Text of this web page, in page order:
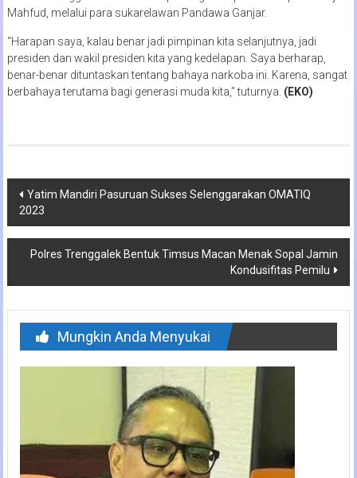
Mahfud, melalui para sukarelawan Pandawa Ganjar.
“Harapan saya, kalau benar jadi pimpinan kita selanjutnya, jadi
presiden dan wakil presiden kita yang kedelapan. Saya berharap,
benar-benar dituntaskan tentang bahaya narkoba ini. Karena, sangat
berbahaya terutama bagi generasi muda kita,” tuturnya. (EKO)
Navigasi
pos
Yatim Mandiri Pasuruan Sukses Selenggarakan OMATIQ
2023
Polres Trenggalek Bentuk Timsus Macan Menak Sopal Jamin
Kondusifitas Pemilu
Mungkin Anda Menyukai